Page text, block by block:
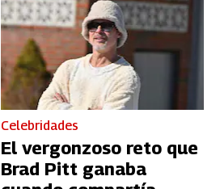
Celebridades
El vergonzoso reto que
Brad Pitt ganaba